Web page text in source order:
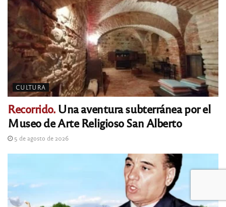
CULTURA
Recorrido.Una aventura subterránea por el
Museo de Arte Religioso San Alberto
5 de agosto de 2026